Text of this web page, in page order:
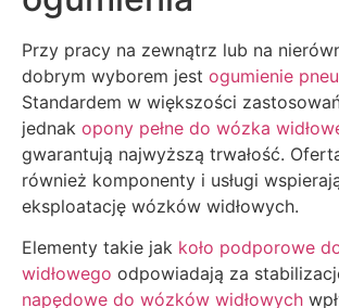
Przy pracy na zewnątrz lub na
dobrym wyborem jest ogumienie
Standardem w większości
jednak opony pełne do wózka
gwarantują najwyższą trwałość.
również komponenty i usługi
eksploatację wózków widłowych.
Elementy takie jak koło podporowe
widłowego odpowiadają za
napędowe do wózków widłowych